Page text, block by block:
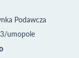
Podawcza
umopole